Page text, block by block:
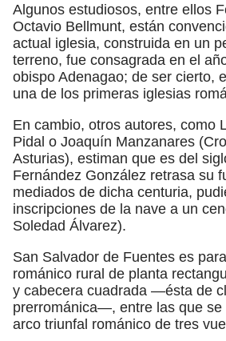
Algunos estudiosos, entre ellos
Octavio Bellmunt, están
actual iglesia, construida en un
terreno, fue consagrada en el
obispo Adenagao; de ser cierto,
una de los primeras iglesias
En cambio, otros autores, como
Pidal o Joaquín Manzanares
Asturias), estiman que es del
Fernández González retrasa su
mediados de dicha centuria,
inscripciones de la nave a un
Soledad Álvarez).
San Salvador de Fuentes es
románico rural de planta
y cabecera cuadrada —ésta de
prerrománica—, entre las que se
arco triunfal románico de tres